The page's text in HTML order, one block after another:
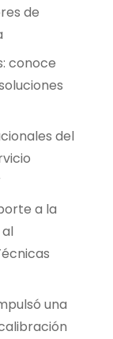
de
conoce
del
a la
una